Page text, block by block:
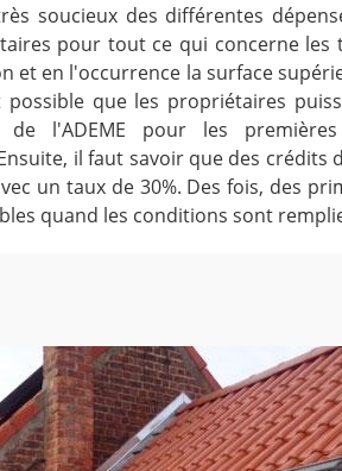
soucieux des différentes
pour tout ce qui concerne les
et en l'occurrence la surface
possible que les propriétaires
de l'ADEME pour les
il faut savoir que des crédits
un taux de 30%. Des fois, des
quand les conditions sont